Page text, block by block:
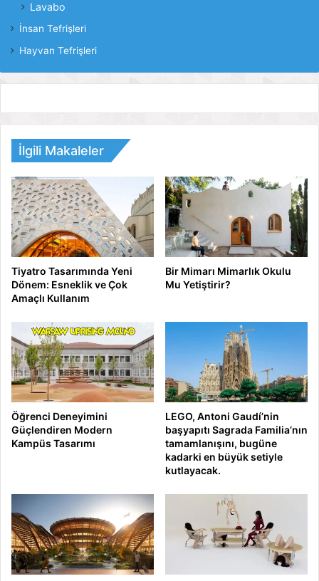
Lavabo
İnsan Tefrişleri
Hayvan Tefrişleri
İlgili Makaleler
Tiyatro Tasarımında Yeni
Dönem: Esneklik ve Çok
Amaçlı Kullanım
Bir Mimarı Mimarlık Okulu
Mu Yetiştirir?
Öğrenci Deneyimini
Güçlendiren Modern
Kampüs Tasarımı
LEGO, Antoni Gaudí’nin
başyapıtı Sagrada Familia’nın
tamamlanışını, bugüne
kadarki en büyük setiyle
kutlayacak.